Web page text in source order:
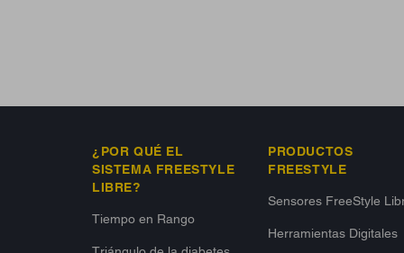
¿POR QUÉ EL
SISTEMA FREESTYLE
LIBRE?
Tiempo en Rango
PRODUCTOS
FREESTYLE
Sensores FreeStyle
Herramientas Digitales